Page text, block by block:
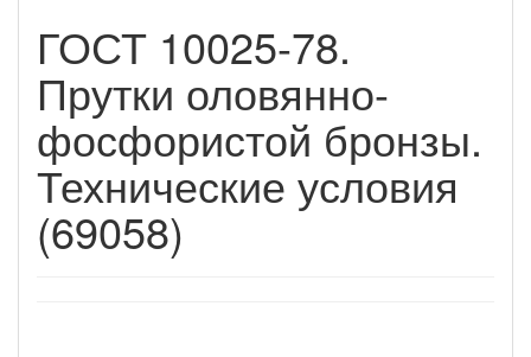
ГОСТ 10025-78.
Прутки оловянно-
фосфористой бронзы.
Технические условия
(69058)